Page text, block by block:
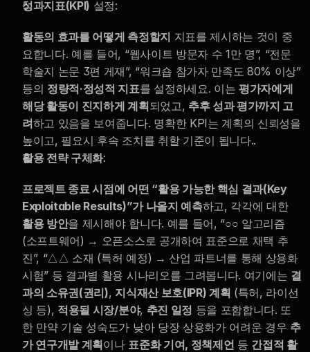
성과지표(KPI) 설정:
활동의 효과를 어떻게 측정할지 지표를 제시하는 것이 중
요합니다. 예를 들어, “웹사이트 방문자 수 1만 명”, “전문
학술지 논문 3편 게재”, “워크숍 참가자 만족도 80% 이상”
등의 정량적·정성적 지표를 설정하세요. 이는 평가자에게
해당 활동이 진지하게 계획되었고, 추후 성과 평가까지 고
려하고 있음을 보여줍니다. 명확한 KPI는 계획의 신뢰성을
높이고, 필요시 후속 조치를 취할 기준이 됩니다..
활용 전략 구체화:
프로젝트 종료 시점에 어떤 “활용 가능한 핵심 결과(Key
Exploitable Results)”가 나올지 예측
하고, 각각에 대한
활용 방안을 제시해야 합니다. 예를 들어, “○○ 알고리즘
(소프트웨어) → 오픈소스로 공개하여 표준으로 채택 추
진”, “△△ 소재 (특허 예정) → 산업 파트너를 통해 상용화
시험” 등 결과별 활용 시나리오를 그려봅니다. 여기에는 결
과의 소유권(권리), 지식재산 보호(IPR) 계획 (특허, 라이선
싱 등), 적용될 시장/분야, 추진 일정 등을 포함합니다. 또
한 만약 기술 성숙도가 낮아 당장 상용화가 어려운 경우 추
가 연구개발 계획이나 표준화 기여, 정책제언 등 간접적 활